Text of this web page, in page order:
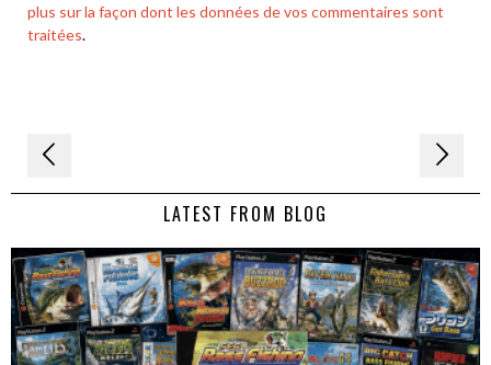
plus sur la façon dont les données de vos commentaires sont
traitées.
Navigation
de LATEST FROM BLOG